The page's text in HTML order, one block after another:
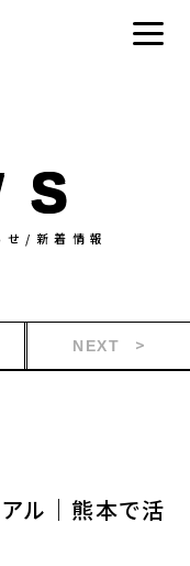
/新着情報
NEXT
ル｜熊本で活